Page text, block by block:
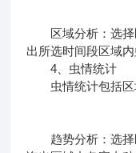
区域分析：选择
出所选时间段区域
4、虫情统计
虫情统计包括区
趋势分析：选择